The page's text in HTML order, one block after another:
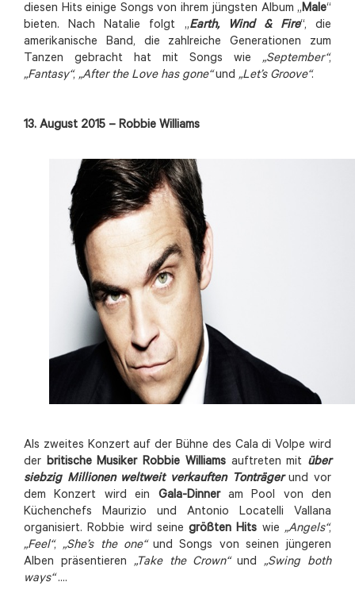
diesen Hits einige Songs von ihrem jüngsten Album „Male“
bieten. Nach Natalie folgt „Earth, Wind & Fire“, die
amerikanische Band, die zahlreiche Generationen zum
Tanzen gebracht hat mit Songs wie „September“,
„Fantasy“, „After the Love has gone“und „Let’s Groove“.
13. August 2015 – Robbie Williams
Als zweites Konzert auf der Bühne des Cala di Volpe wird
der britische Musiker Robbie Williamsauftreten mit über
siebzig Millionen weltweit verkauften Tonträgerund vor
dem Konzert wird ein Gala-Dinneram Pool von den
Küchenchefs Maurizio und Antonio Locatelli Vallana
organisiert. Robbie wird seinegrößten Hits wie„Angels“,
„Feel“,„She’s the one“und Songs von seinen jüngeren
Alben präsentieren „Take the Crown“und„Swing both
ways“....